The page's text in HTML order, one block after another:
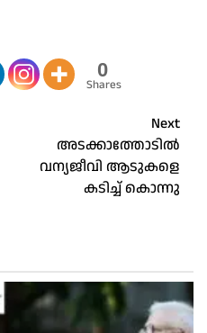
0
Shares
Next
അടക്കാത്തോടിൽ
വന്യജീവി ആടുകളെ
കടിച്ച് കൊന്നു